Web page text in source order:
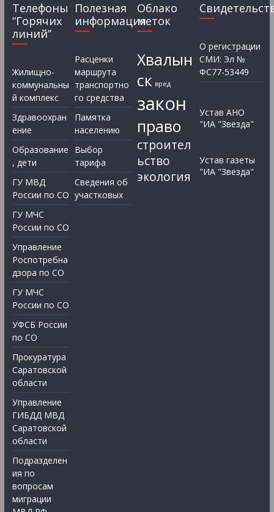
Телефоны
“Горячих
линий”
Жилищно-
коммунальны
й комплекс
Здравоохран
ение
Образование
, дети
ГУ МВД
России по СО
ГУ МЧС
России по СО
Управление
Роспотребна
дзора по СО
ГУ МЧС
России по СО
УФСБ России
по СО
Прокуратура
Саратовской
области
Управление
ГИБДД МВД
Саратовской
области
Подразделен
ия по
вопросам
миграции
Полезная
информация
Расценки
маршрута
транспортно
го средства
Памятка
населению
Выбор
тарифа
Сведения об
участковых
Облако
меток
Хвалын
ск вред
закон
право
строител
ьство
экология
О регистрации
СМИ: Эл №
ФС77-53449
Устав АНО
"ИА "Звезда"
Устав газеты
"ИА "Звезда"